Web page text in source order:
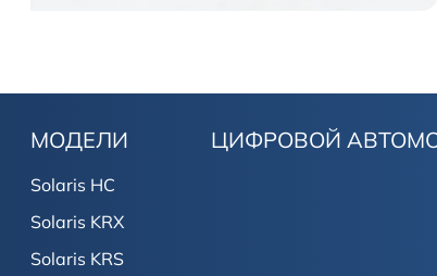
МОДЕЛИ
Solaris HC
Solaris KRX
Solaris KRS
ЦИФРОВОЙ